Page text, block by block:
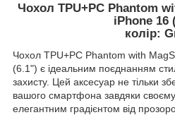
Чохол TPU+PC Phantom
iPhone 16
колір:
Чохол TPU+PC Phantom with
(6.1") є ідеальним поєднанням
захисту. Цей аксесуар не тільки
вашого смартфона завдяки
елегантним градієнтом від